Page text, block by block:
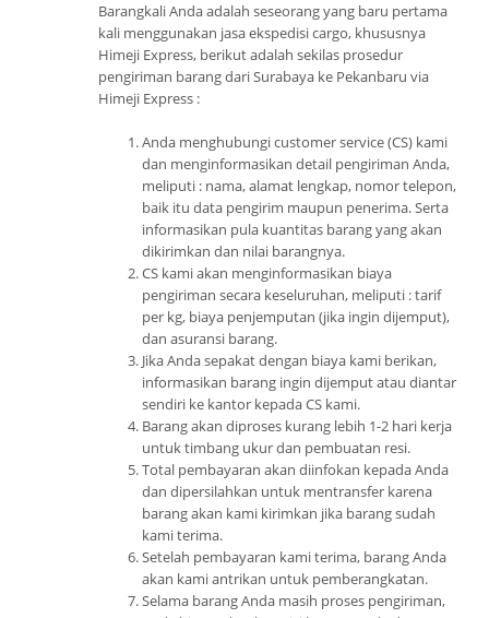
Barangkali Anda adalah seseorang yang baru pertama
kali menggunakan jasa ekspedisi cargo, khususnya
Himeji Express, berikut adalah sekilas prosedur
pengiriman barang dari Surabaya ke Pekanbaru via
Himeji Express :
Anda menghubungi customer service (CS) kami
dan menginformasikan detail pengiriman Anda,
meliputi : nama, alamat lengkap, nomor telepon,
baik itu data pengirim maupun penerima. Serta
informasikan pula kuantitas barang yang akan
dikirimkan dan nilai barangnya.
CS kami akan menginformasikan biaya
pengiriman secara keseluruhan, meliputi : tarif
per kg, biaya penjemputan (jika ingin dijemput),
dan asuransi barang.
Jika Anda sepakat dengan biaya kami berikan,
informasikan barang ingin dijemput atau diantar
sendiri ke kantor kepada CS kami.
Barang akan diproses kurang lebih 1-2 hari kerja
untuk timbang ukur dan pembuatan resi.
Total pembayaran akan diinfokan kepada Anda
dan dipersilahkan untuk mentransfer karena
barang akan kami kirimkan jika barang sudah
kami terima.
Setelah pembayaran kami terima, barang Anda
akan kami antrikan untuk pemberangkatan.
Selama barang Anda masih proses pengiriman,